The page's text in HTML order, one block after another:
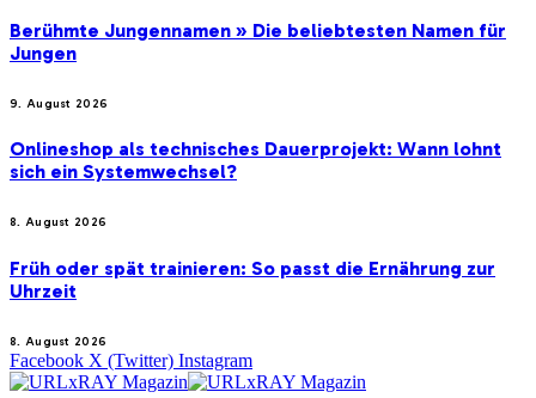
Berühmte Jungennamen » Die beliebtesten Namen für
Jungen
9. August 2026
Onlineshop als technisches Dauerprojekt: Wann lohnt
sich ein Systemwechsel?
8. August 2026
Früh oder spät trainieren: So passt die Ernährung zur
Uhrzeit
8. August 2026
Facebook X (Twitter) Instagram